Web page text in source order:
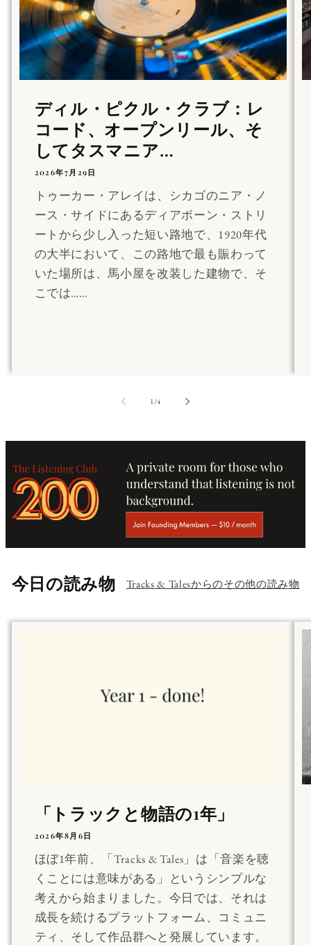
ディル・ピクル・クラブ：レ
コード、オープンリール、そ
してタスマニア…
2026年7月29日
トゥーカー・アレイは、シカゴのニア・ノ
ース・サイドにあるディアボーン・ストリ
ートから少し入った短い路地で、1920年代
の大半において、この路地で最も賑わって
いた場所は、馬小屋を改装した建物で、そ
こでは……
1/の
4
今日の読み物 Tracks & Talesからのその他の読み物
「トラックと物語の1年」
2026年8月6日
ほぼ1年前、「Tracks & Tales」は「音楽を聴
くことには意味がある」というシンプルな
考えから始まりました。今日では、それは
成長を続けるプラットフォーム、コミュニ
ティ、そして作品群へと発展しています。